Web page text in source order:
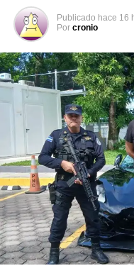
Comparte esto:
Me gusta esto:
Publicado hace 16
Por cronio